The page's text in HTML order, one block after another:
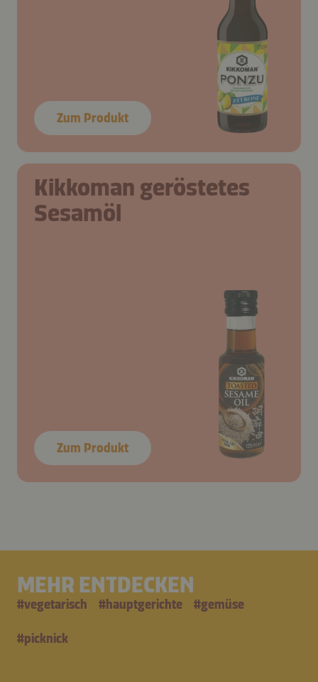
Zum Produkt
Kikkoman geröstetes
Sesamöl
Zum Produkt
MEHR ENTDECKEN
#vegetarisch #hauptgerichte #gemüse
#picknick